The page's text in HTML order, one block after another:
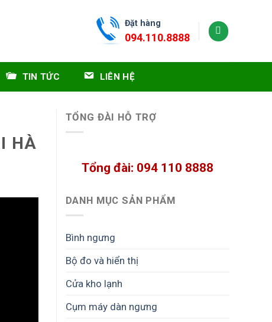
Đặt hàng
094.110.8888
TIN TỨC LIÊN HỆ
TỔNG ĐÀI HỖ TRỢ
Tổng đài: 094 110 8888
DANH MỤC SẢN PHẨM
Bình ngưng
Bộ đo và hiển thị
Cửa kho lạnh
Cụm máy dàn ngưng
HÀ